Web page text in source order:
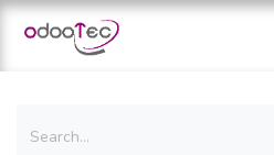
Skip to Content